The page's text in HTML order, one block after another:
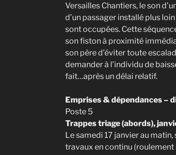
Versailles Chantiers, le son
d’un passager installé plus
sont occupées. Cette
son fiston à proximité
son père d’éviter toute
demander à l’individu de
fait…après un délai relatif.
Emprises & dépendances –
Poste 5
Trappes triage (abords),
Le samedi 17 janvier au
travaux en continu